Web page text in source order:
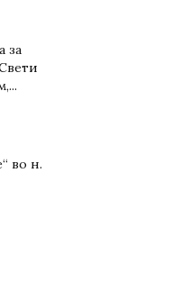
за
во н.